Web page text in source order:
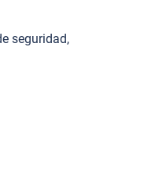
seguridad,